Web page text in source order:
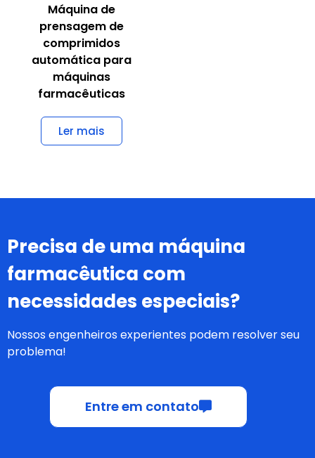
Máquina de
prensagem de
comprimidos
automática para
máquinas
farmacêuticas
Ler mais
Precisa de uma máquina
farmacêutica com
necessidades especiais?
Nossos engenheiros experientes podem resolver seu
problema!
Entre em contato